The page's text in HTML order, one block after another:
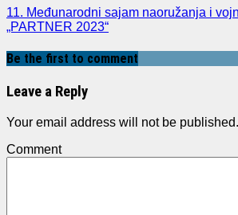
11. Međunarodni sajam naoružanja i
„PARTNER 2023“
Be the first to comment
Leave a Reply
Your email address will not be published.
Comment